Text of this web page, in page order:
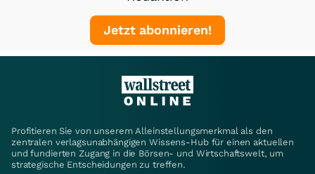
Jetzt abonnieren!
Profitieren Sie von unserem Alleinstellungsmerkmal als den
zentralen verlagsunabhängigen Wissens-Hub für einen aktuellen
und fundierten Zugang in die Börsen- und Wirtschaftswelt, um
strategische Entscheidungen zu treffen.